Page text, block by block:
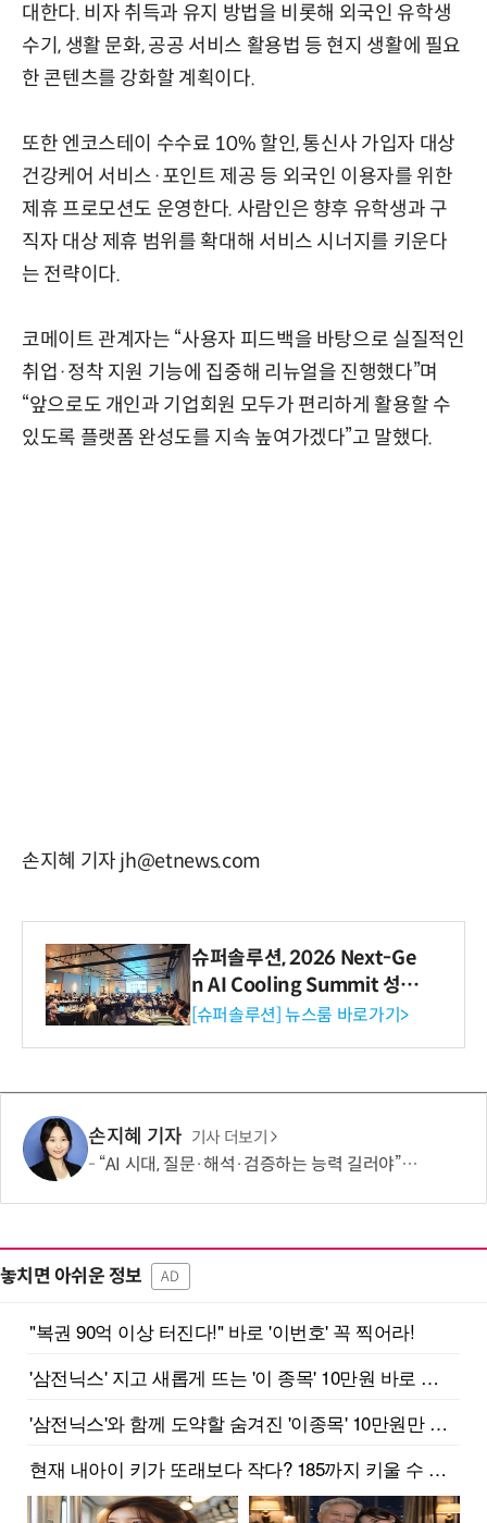
대한다. 비자 취득과 유지 방법을 비롯해 외국인 유학생
수기, 생활 문화, 공공 서비스 활용법 등 현지 생활에 필요
한 콘텐츠를 강화할 계획이다.
또한 엔코스테이 수수료 10% 할인, 통신사 가입자 대상
건강케어 서비스·포인트 제공 등 외국인 이용자를 위한
제휴 프로모션도 운영한다. 사람인은 향후 유학생과 구
직자 대상 제휴 범위를 확대해 서비스 시너지를 키운다
는 전략이다.
코메이트 관계자는 “사용자 피드백을 바탕으로 실질적인
취업·정착 지원 기능에 집중해 리뉴얼을 진행했다”며
“앞으로도 개인과 기업회원 모두가 편리하게 활용할 수
있도록 플랫폼 완성도를 지속 높여가겠다”고 말했다.
손지혜 기자 jh@etnews.com
슈퍼솔루션, 2026 Next-Ge
n AI Cooling Summit 성황
리 성료
[슈퍼솔루션] 뉴스룸 바로가기>
손지혜 기자 기사 더보기
“AI 시대, 질문·해석·검증하는 능력 길러야”…현장 교사 5명의 제언
놓치면 아쉬운 정보 AD